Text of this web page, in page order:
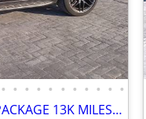
• • • • • • • • • • •
2025 GLE53 AMG SPORT PACKAGE 13K MILES 1OWNER